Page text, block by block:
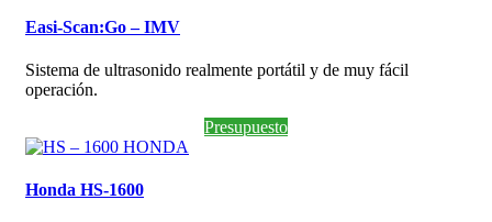
Easi-Scan:Go – IMV
Sistema de ultrasonido realmente portátil y de muy fácil
operación.
Presupuesto
Honda HS-1600